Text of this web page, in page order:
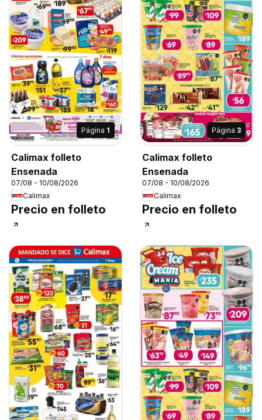
Página 1
Calimax folleto
Ensenada
07/08 - 10/08/2026
Calimax
Precio en folleto
Página 3
Calimax folleto
Ensenada
07/08 - 10/08/2026
Calimax
Precio en folleto